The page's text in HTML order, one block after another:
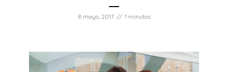
8 mayo, 2017 1 minutos